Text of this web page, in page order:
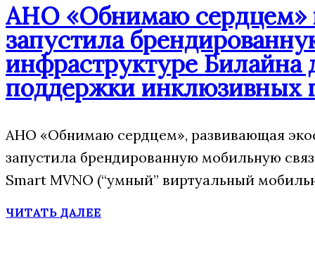
АНО «Обнимаю сердцем»
запустила
инфраструктуре Билайна
поддержки инклюзивных
АНО «Обнимаю сердцем», развивающая
запустила брендированную мобильную
Smart MVNO (“умный” виртуальный
ЧИТАТЬ ДАЛЕЕ